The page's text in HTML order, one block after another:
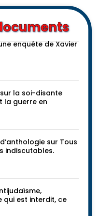
enquête de Xavier
la soi-disante
la guerre en
sur Tous
indiscutables.
qui est interdit, ce